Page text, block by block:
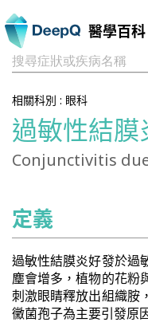
醫學百科
搜尋症狀或疾病名稱
相關科別 : 眼科
過敏性結膜
Conjunctivitis
定義
過敏性結膜炎好發於過
塵會增多，植物的花粉
刺激眼睛釋放出組織胺
黴菌孢子為主要引發原